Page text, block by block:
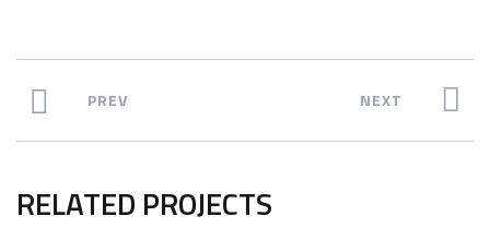
PREV NEXT
RELATED PROJECTS